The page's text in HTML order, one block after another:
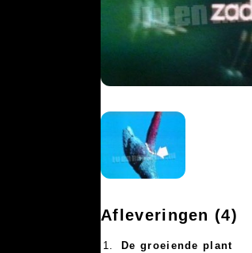
Afleveringen (4)
1.
De groeiende plant